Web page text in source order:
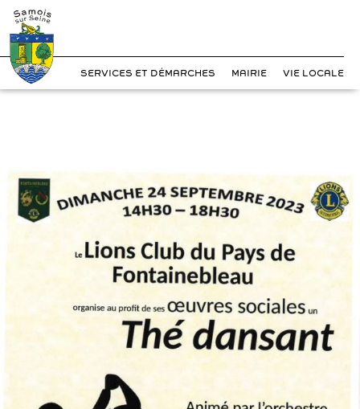
?>
Skip
to
content
SERVICES ET DÉMARCHES MAIRIE VIE LOCALE
Cookies management panel